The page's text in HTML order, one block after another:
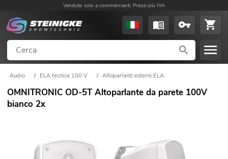
Venduto solo a commercianti. Prezzi più IVA
Audio / ELA tecnica 100 V / Altoparlanti esterni ELA
OMNITRONIC OD-5T Altoparlante da parete 100V
bianco 2x